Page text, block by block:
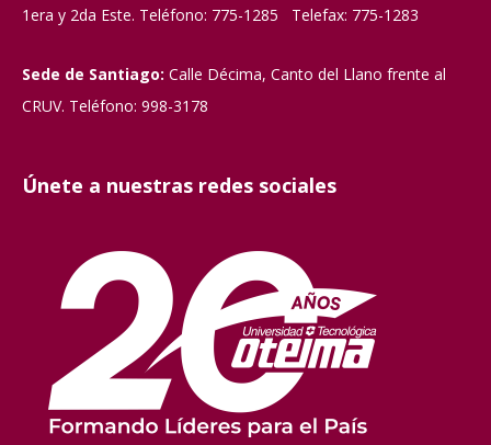
1era y 2da Este. Teléfono: 775-1285 Telefax: 775-1283
Sede de Santiago: Calle Décima, Canto del Llano frente al
CRUV. Teléfono: 998-3178
Únete a nuestras redes sociales